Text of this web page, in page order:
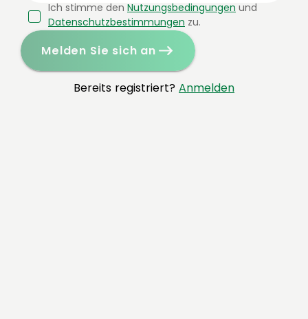
Ich stimme den Nutzungsbedingungen und
Datenschutzbestimmungen zu.
Melden Sie sich an
Bereits registriert? Anmelden